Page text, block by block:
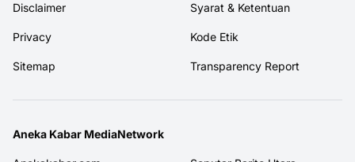
Disclaimer Syarat & Ketentuan
Privacy Kode Etik
Sitemap Transparency Report
Aneka Kabar MediaNetwork